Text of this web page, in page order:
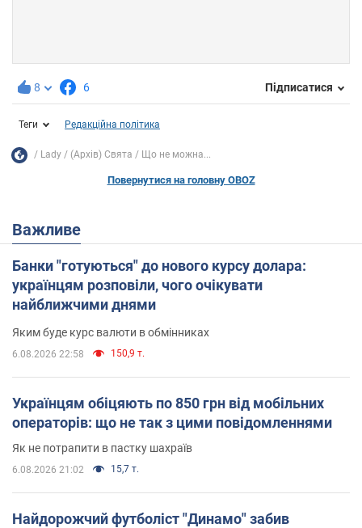
8 6 Підписатися
Теги Редакційна політика
Lady (Архів) Свята Що не можна...
Повернутися на головну OBOZ
Важливе
Банки "готуються" до нового курсу долара:
українцям розповіли, чого очікувати
найближчими днями
Яким буде курс валюти в обмінниках
6.08.2026 22:58 150,9 т.
Українцям обіцяють по 850 грн від мобільних
операторів: що не так з цими повідомленнями
Як не потрапити в пастку шахраїв
6.08.2026 21:02 15,7 т.
Найдорожчий футболіст "Динамо" забив